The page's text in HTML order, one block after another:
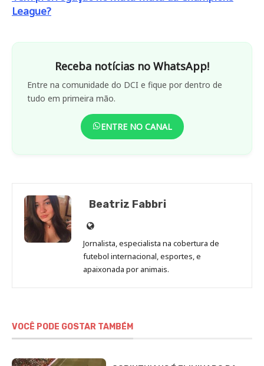
League?
Receba notícias no WhatsApp!
Entre na comunidade do DCI e fique por dentro de
tudo em primeira mão.
ENTRE NO CANAL
Beatriz Fabbri
Site
de
Beatriz
Fabbri
Jornalista, especialista na cobertura de
futebol internacional, esportes, e
apaixonada por animais.
VOCÊ PODE GOSTAR TAMBÉM